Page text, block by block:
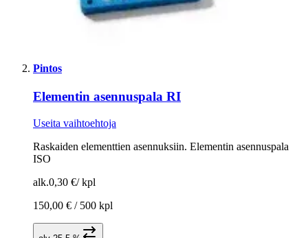
Pintos
Elementin asennuspala RI
Useita vaihtoehtoja
Raskaiden elementtien asennuksiin. Elementin asennuspala
ISO
alk.0,30 €/ kpl
150,00 € / 500 kpl